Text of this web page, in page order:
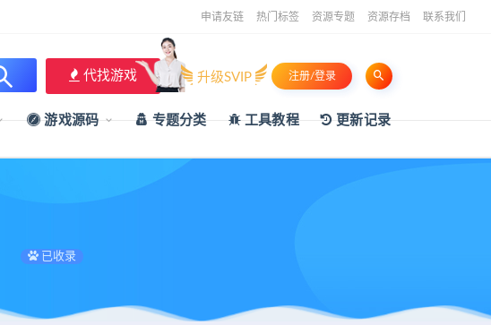
申请友链 热门标签 资源专题 资源存档 联系我们
代找游戏 升级SVIP 注册/登录
游戏源码 专题分类 工具教程 更新记录
已收录